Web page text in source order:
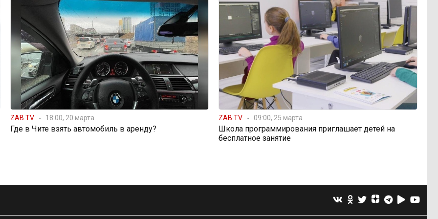
ZAB.TV 18:00, 20 марта
Где в Чите взять автомобиль в аренду?
ZAB.TV 09:00, 25 марта
Школа программирования приглашает детей на
бесплатное занятие